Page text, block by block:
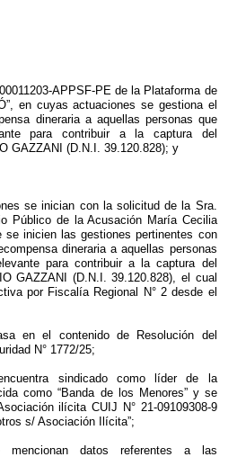
APPSF-PE de la Plataforma de
en cuyas actuaciones se gestiona el
dineraria a aquellas personas que
para contribuir a la captura del
GAZZANI (D.N.I. 39.120.828); y
se inician con la solicitud de la Sra.
Público de la Acusación María Cecilia
inicien las gestiones pertinentes con
dineraria a aquellas personas
para contribuir a la captura del
GAZZANI (D.N.I. 39.120.828), el cual
por Fiscalía Regional N° 2 desde el
en el contenido de Resolución del
N° 1772/25;
sindicado como líder de la
como “Banda de los Menores” y se
ilícita CUIJ N° 21-09109308-9
s/ Asociación Ilícita”;
datos referentes a las